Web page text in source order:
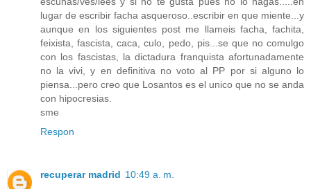
lugar de escribir facha asqueroso..escribir en que miente...y
aunque en los siguientes post me llameis facha, fachita,
feixista, fascista, caca, culo, pedo, pis...se que no comulgo
con los fascistas, la dictadura franquista afortunadamente
no la vivi, y en definitiva no voto al PP por si alguno lo
piensa...pero creo que Losantos es el unico que no se anda
con hipocresias.
sme
Respon
recuperar madrid 10:49 a. m.